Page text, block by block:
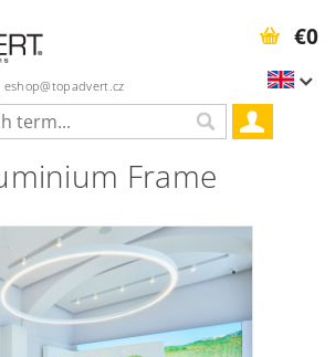
eshop@topadvert.cz
€0
Frame